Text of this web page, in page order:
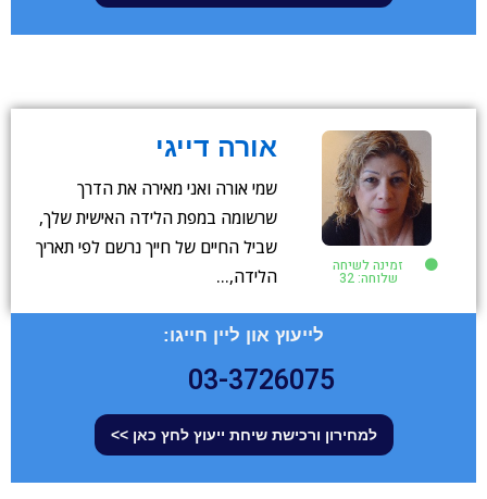
זמינה לשיחה
שלוחה: 32
אורה דייגי
שמי אורה ואני מאירה את הדרך
שרשומה במפת הלידה האישית שלך,
שביל החיים של חייך נרשם לפי תאריך
הלידה,…
לייעוץ און ליין חייגו:
03-3726075
למחירון ורכישת שיחת ייעוץ לחץ כאן >>